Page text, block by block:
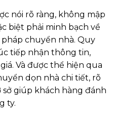
nói rõ ràng, không mập
biệt phải minh bạch về
chuyển nhà. Quy
tiếp nhận thông tin,
Và được thể hiện qua
dọn nhà chi tiết, rõ
sở giúp khách hàng đánh
ty.